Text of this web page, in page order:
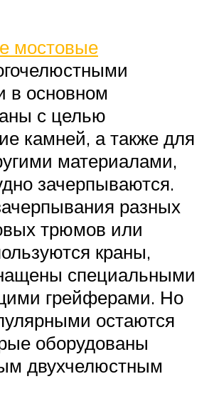
мостовые
в основном
с целью
камней, а также для
материалами,
зачерпываются.
разных
трюмов или
краны,
специальными
грейферами. Но
остаются
оборудованы
двухчелюстным